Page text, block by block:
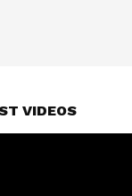
VIDEOS